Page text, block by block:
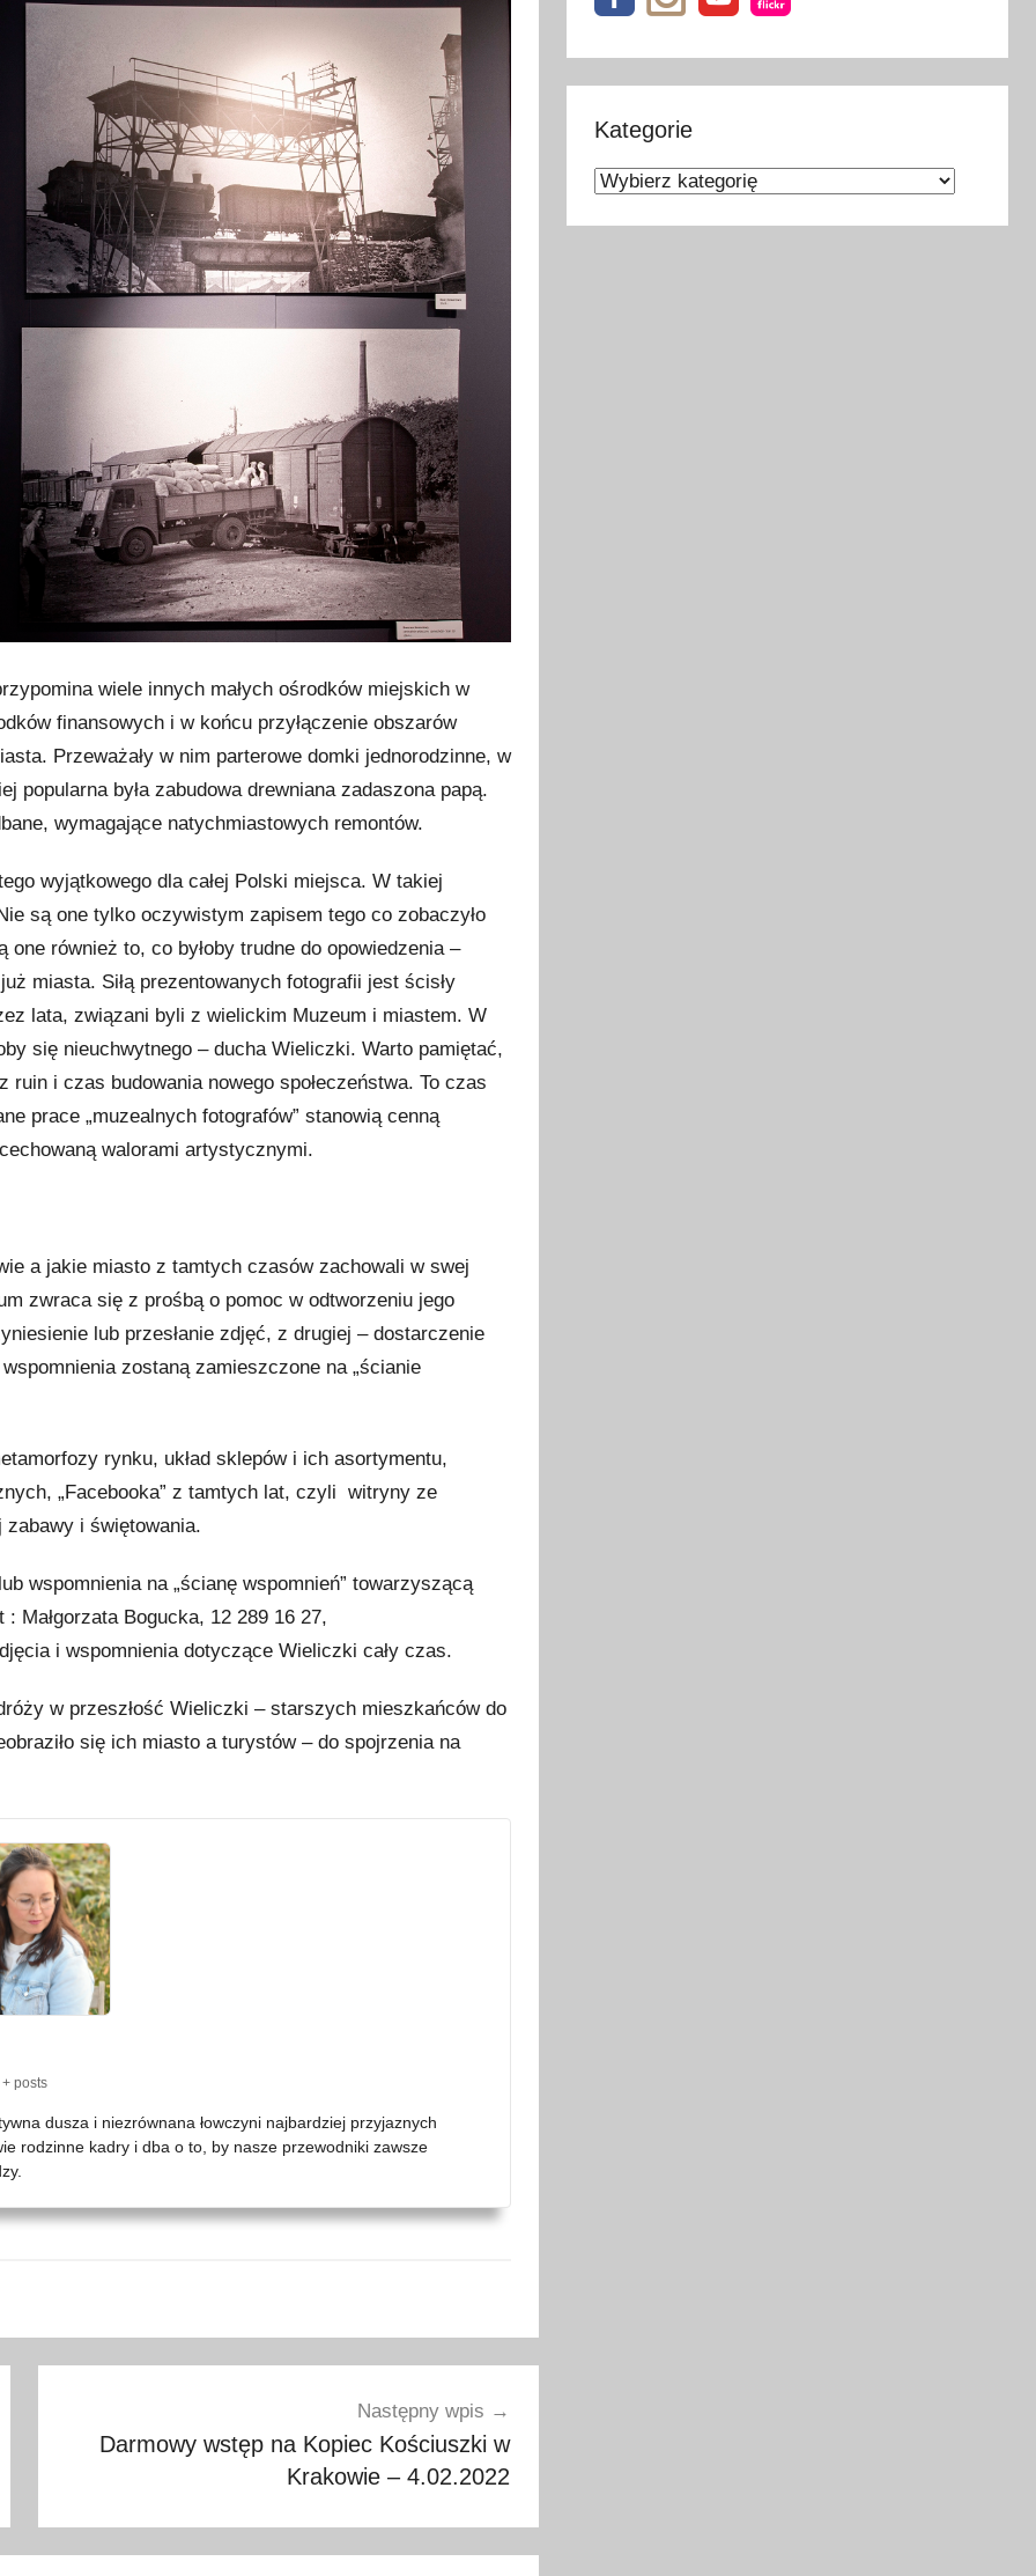
wiele innych małych ośrodków miejskich w
finansowych i w końcu przyłączenie obszarów
Przeważały w nim parterowe domki jednorodzinne, w
była zabudowa drewniana zadaszona papą.
wymagające natychmiastowych remontów.
wyjątkowego dla całej Polski miejsca. W takiej
są one tylko oczywistym zapisem tego co zobaczyło
również to, co byłoby trudne do opowiedzenia –
miasta. Siłą prezentowanych fotografii jest ścisły
lata, związani byli z wielickim Muzeum i miastem. W
się nieuchwytnego – ducha Wieliczki. Warto pamiętać,
i czas budowania nowego społeczeństwa. To czas
prace „muzealnych fotografów” stanowią cenną
walorami artystycznymi.
a jakie miasto z tamtych czasów zachowali w swej
zwraca się z prośbą o pomoc w odtworzeniu jego
lub przesłanie zdjęć, z drugiej – dostarczenie
zostaną zamieszczone na „ścianie
rynku, układ sklepów i ich asortymentu,
„Facebooka” z tamtych lat, czyli witryny ze
zabawy i świętowania.
wspomnienia na „ścianę wspomnień” towarzyszącą
Małgorzata Bogucka, 12 289 16 27,
i wspomnienia dotyczące Wieliczki cały czas.
w przeszłość Wieliczki – starszych mieszkańców do
się ich miasto a turystów – do spojrzenia na
+ posts
dusza i niezrównana łowczyni najbardziej przyjaznych
rodzinne kadry i dba o to, by nasze przewodniki zawsze
Następny wpis
Darmowy wstęp na Kopiec Kościuszki w
Krakowie – 4.02.2022
Kategorie
Kategorie